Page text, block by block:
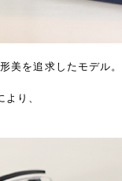
美を追求したモデル。
り、